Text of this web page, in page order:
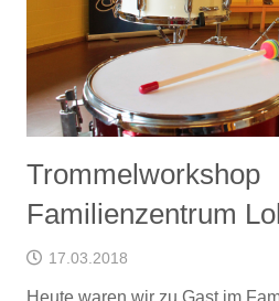
Trommelworkshop
Familienzentrum
17.03.2018